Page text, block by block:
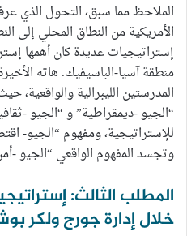
الملاحظ مما سبق، التحول الذي
الأمريكية من النطاق المحلي إلى
إستراتيجيات عديدة كان أهمها
منطقة آسيا-الباسيفيك. هاته
المدرستين الليبرالية والواقعية،
“الجيو -ديمقراطية” و “الجيو -
للإستراتيجية، ومفهوم “الجيو-
وتجسد المفهوم الواقعي “الجيو -
المطلب الثالث:
خلال إدارة جورج ولكر بوش (2000-